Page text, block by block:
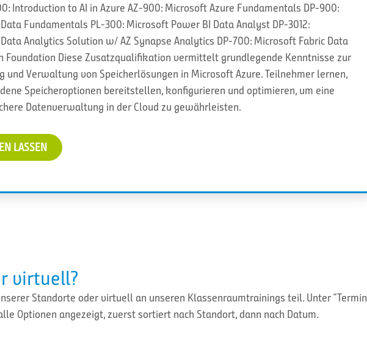
Introduction to AI in Azure AZ-900: Microsoft Azure Fundamentals DP-900:
Fundamentals PL-300: Microsoft Power BI Data Analyst DP-3012:
Analytics Solution w/ AZ Synapse Analytics DP-700: Microsoft Fabric Data
Foundation Diese Zusatzqualifikation vermittelt grundlegende Kenntnisse zur
und Verwaltung von Speicherlösungen in Microsoft Azure. Teilnehmer lernen,
Speicheroptionen bereitstellen, konfigurieren und optimieren, um eine
Datenverwaltung in der Cloud zu gewährleisten.
LASSEN
virtuell?
Standorte oder virtuell an unseren Klassenraumtrainings teil. Unter “Termin
Optionen angezeigt, zuerst sortiert nach Standort, dann nach Datum.